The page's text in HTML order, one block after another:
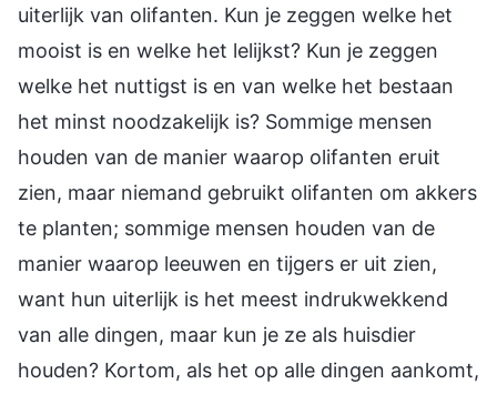
uiterlijk van olifanten. Kun je zeggen welke het
mooist is en welke het lelijkst? Kun je zeggen
welke het nuttigst is en van welke het bestaan
het minst noodzakelijk is? Sommige mensen
houden van de manier waarop olifanten eruit
zien, maar niemand gebruikt olifanten om akkers
te planten; sommige mensen houden van de
manier waarop leeuwen en tijgers er uit zien,
want hun uiterlijk is het meest indrukwekkend
van alle dingen, maar kun je ze als huisdier
houden? Kortom, als het op alle dingen aankomt,